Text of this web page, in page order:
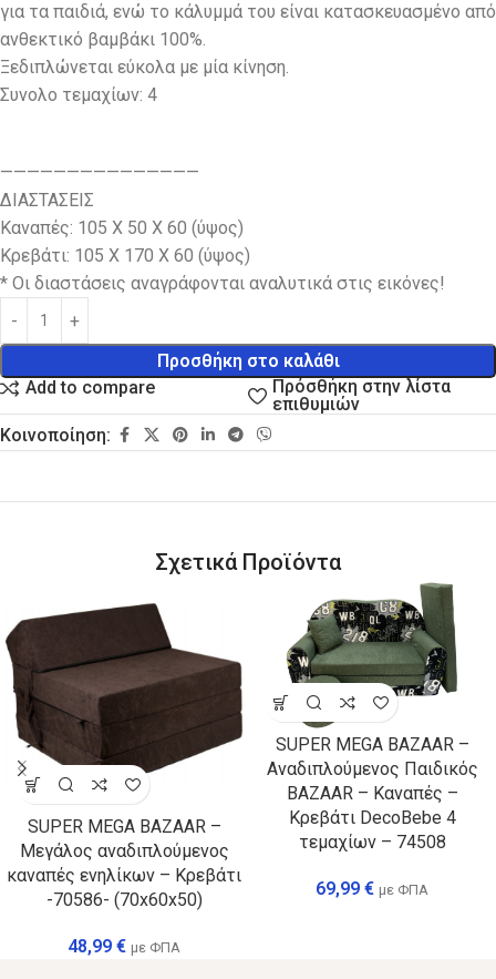
για τα παιδιά, ενώ το κάλυμμά του είναι κατασκευασμένο από
ανθεκτικό βαμβάκι 100%.
Ξεδιπλώνεται εύκολα με μία κίνηση.
Συνολο τεμαχίων: 4
———————————————
ΔΙΑΣΤΑΣΕΙΣ
Καναπές: 105 Χ 50 Χ 60 (ύψος)
Κρεβάτι: 105 Χ 170 Χ 60 (ύψος)
* Οι διαστάσεις αναγράφονται αναλυτικά στις εικόνες!
Προσθήκη στο καλάθι
Add to compare
Πρόσθήκη στην λίστα
επιθυμιών
Κοινοποίηση:
Σχετικά Προϊόντα
SUPER MEGA BAZAAR –
Μεγάλος αναδιπλούμενος
καναπές ενηλίκων – Κρεβάτι
-70586- (70x60x50)
48,99 € με ΦΠΑ
SUPER MEGA BAZAAR –
Αναδιπλούμενος Παιδικός
BAZAAR – Καναπές –
Κρεβάτι DecoBebe 4
τεμαχίων – 74508
69,99 € με ΦΠΑ